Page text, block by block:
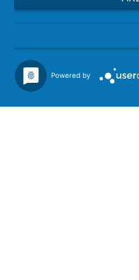
Powered by